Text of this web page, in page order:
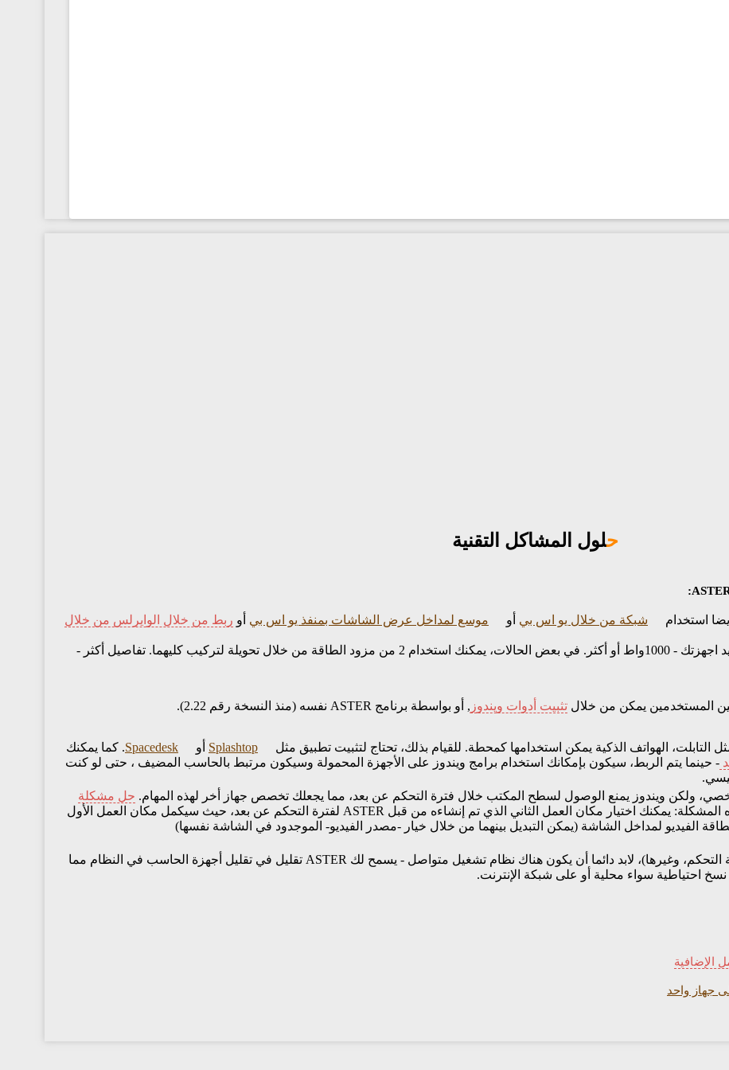
حلول المشاكل التقنية
شبكة من خلال يو اس بي أو موسع لمداخل عرض الشاشات بمنفذ يو اس بي أو ربط من خلال الوايرلس من خلال
لتركيب كليهما. تفاصيل أكثر -
المستخدمين يمكن من خلال تثبيت أدوات ويندوز , أو بواسطة برنامج ASTER نفسه (منذ النسخة رقم 2.22).
Splashtop أو Spacedesk. كما يمكنك
- حينما يتم الربط، سيكون بإمكانك استخدام برامج ويندوز على الأجهزة المحمولة وسيكون مرتبط بالحاسب المضيف ، حتى لو كنت
ولكن ويندوز يمنع الوصول لسطح المكتب خلال فترة التحكم عن بعد، مما يجعلك تخصص جهاز أخر لهذه المهام. حل مشكلة
هذه المشكلة: يمكنك اختيار مكان العمل الثاني الذي تم إنشاءه من قبل ASTER لفترة التحكم عن بعد، حيث سيكمل مكان العمل الأول
الفيديو لمداخل الشاشة (يمكن التبديل بينهما من خلال خيار -مصدر الفيديو- الموجدود في الشاشة نفسها)
للأعمال الحساسة (غرف التحكم، أنظمة التحكم، وغيرها)، لابد دائما أن يكون هناك نظام تشغيل متواصل - يسمح لك ASTER تقليل في تقليل أجهزة الحاسب في النظام مما
احتياطية سواء محلية أو على شبكة الإنترنت.
الإضافية